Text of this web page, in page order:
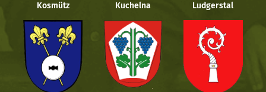
Kosmütz Kuchelna Ludgerstal